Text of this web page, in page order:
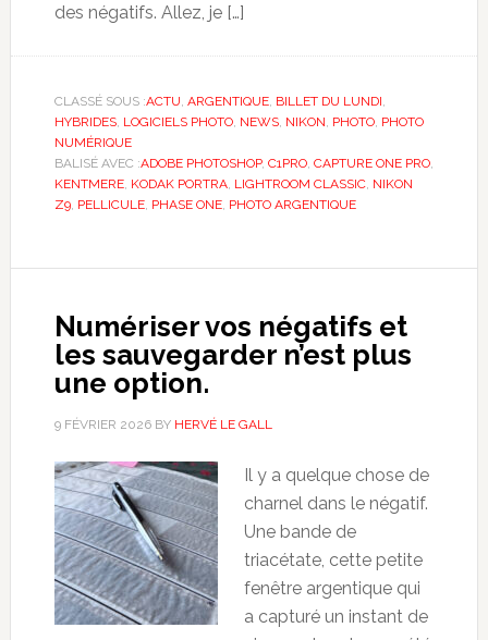
des négatifs. Allez, je […]
CLASSÉ SOUS :ACTU ARGENTIQUE, BILLET DU LUNDI
HYBRIDES, LOGICIELS PHOTO, NEWS, NIKON PHOTO, PHOTO
NUMÉRIQUE
BALISÉ AVEC :ADOBE PHOTOSHOP, C1PRO, CAPTURE ONE PRO,
KENTMERE, KODAK PORTRA, LIGHTROOM CLASSIC, NIKON
Z9, PELLICULE, PHASE ONE, PHOTO ARGENTIQUE
Numériser vos négatifs et
les sauvegarder n’est plus
une option.
9 FÉVRIER 2026BY HERVÉ LE GALL
Il y a quelque chose de
charnel dans le négatif.
Une bande de
triacétate, cette petite
fenêtre argentique qui
a capturé un instant de